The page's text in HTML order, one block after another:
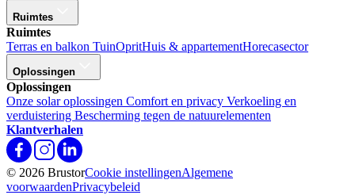
Ruimtes
Ruimtes
Terras en balkon TuinOpritHuis & appartementHorecasector
Oplossingen
Oplossingen
Onze solar oplossingen Comfort en privacy Verkoeling en
verduistering Bescherming tegen de natuurelementen
Klantverhalen
© 2026 BrustorCookie instellingenAlgemene
voorwaardenPrivacybeleid